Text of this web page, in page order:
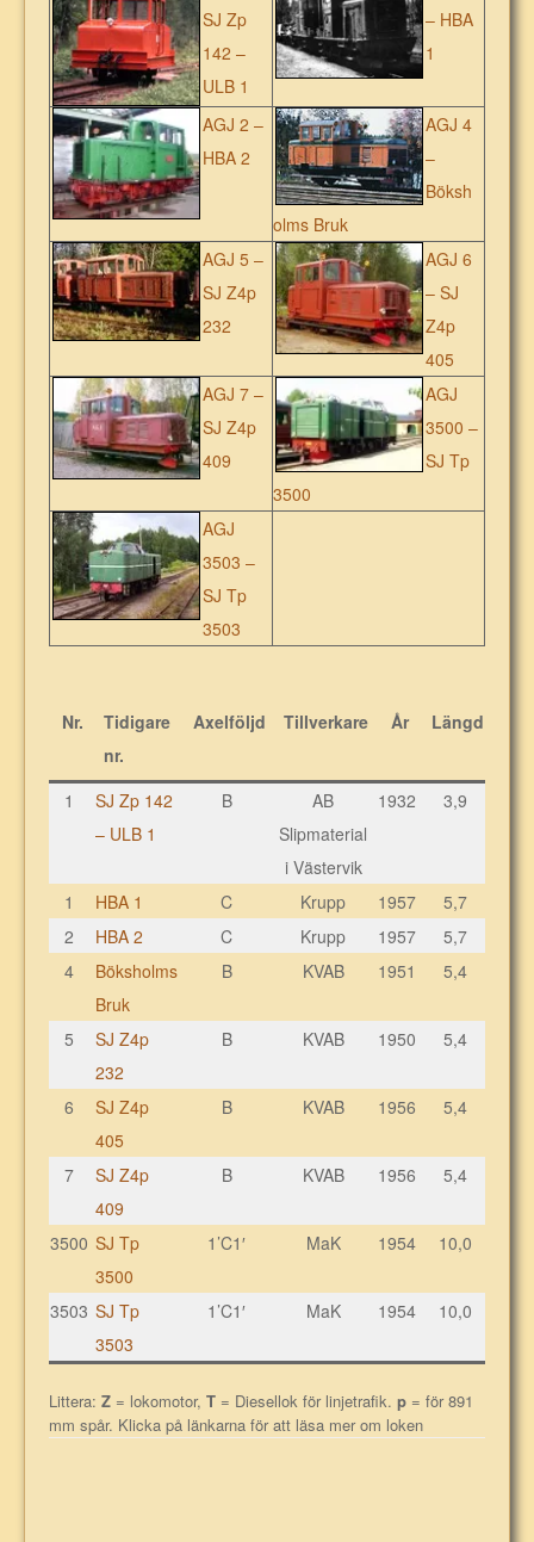
SJ Zp
142 –
ULB 1
– HBA
1
AGJ 2 –
HBA 2
AGJ 4
–
Böksh
olms Bruk
AGJ 5 –
SJ Z4p
232
AGJ 6
– SJ
Z4p
405
AGJ 7 –
SJ Z4p
409
AGJ
3500 –
SJ Tp
3500
AGJ
3503 –
SJ Tp
3503
Nr.
Tidigare
nr.
Axelföljd Tillverkare År Längd
1
SJ Zp 142
– ULB 1
B
AB
Slipmaterial
i Västervik
1932 3,9
1 HBA 1 C Krupp 1957 5,7
2
HBA 2 C Krupp 1957 5,7
4
Böksholms
Bruk
B KVAB 1951 5,4
5
SJ Z4p
232
B KVAB 1950 5,4
6
SJ Z4p
405
B KVAB 1956 5,4
7
SJ Z4p
409
B KVAB 1956 5,4
3500 SJ Tp
3500
1’C1′ MaK 1954 10,0
3503 SJ Tp
3503
1’C1′ MaK 1954 10,0
Littera: Z = lokomotor, T = Diesellok för linjetrafik. p = för 891
mm spår. Klicka på länkarna för att läsa mer om loken